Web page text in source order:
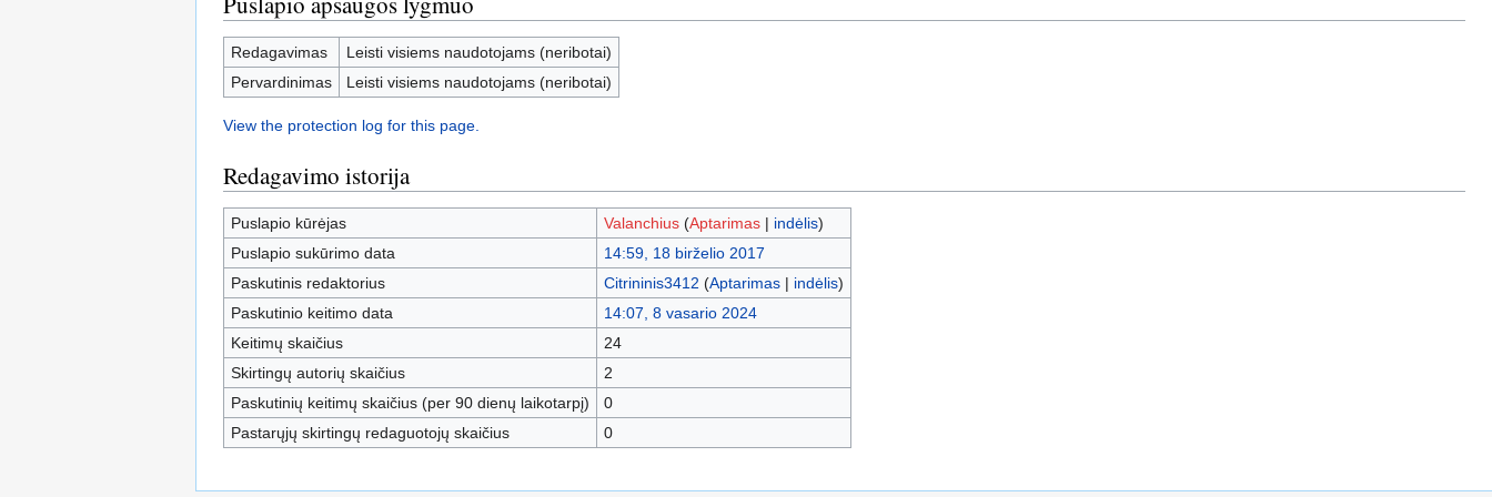
Redagavimas
Leisti visiems naudotojams (neribotai)
Pervardinimas
Leisti visiems naudotojams (neribotai)
View the protection log for this page.
Redagavimo istorija
Puslapio kūrėjas Valanchius (Aptarimas| indėlis)
Puslapio sukūrimo data
14:59, 18 birželio 2017
Paskutinis redaktorius
Citrininis3412 (Aptarimas| indėlis)
Paskutinio keitimo data
14:07, 8 vasario 2024
Keitimų skaičius
24
Skirtingų autorių skaičius
2
Paskutinių keitimų skaičius (per 90 dienų laikotarpį)
0
Pastarųjų skirtingų redaguotojų skaičius
0